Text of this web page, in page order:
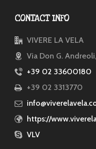
CONTACT INFO
VIVERE LA VELA
Via Don G.
+39 02 33600180
+39 02 3313770
https://
VLV